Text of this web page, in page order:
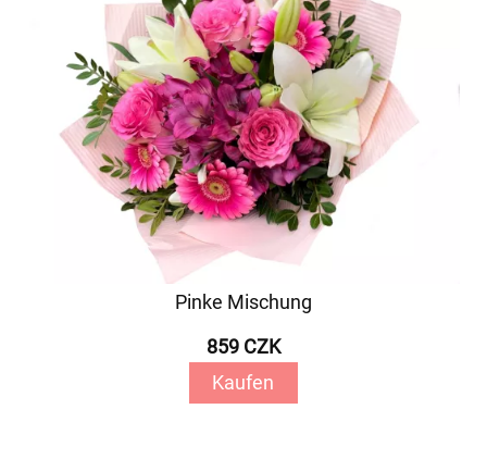
Pinke Mischung
859 CZK
Kaufen